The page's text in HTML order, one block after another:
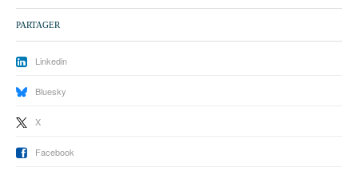
PARTAGER
Linkedin
Bluesky
X
Facebook